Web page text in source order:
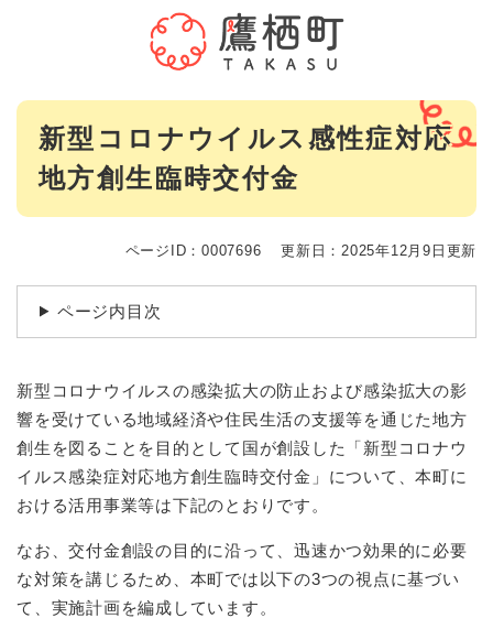
メニューを飛ばして本文へ
本
新型コロナウイルス感性症対応
地方創生臨時交付金
ページID：0007696 更新日：2025年12月9日更新
ページ内目次
新型コロナウイルスの感染拡大の防止および感染拡大の影
響を受けている地域経済や住民生活の支援等を通じた地方
創生を図ることを目的として国が創設した「新型コロナウ
イルス感染症対応地方創生臨時交付金」について、本町に
おける活用事業等は下記のとおりです。
なお、交付金創設の目的に沿って、迅速かつ効果的に必要
な対策を講じるため、本町では以下の3つの視点に基づい
て、実施計画を編成しています。